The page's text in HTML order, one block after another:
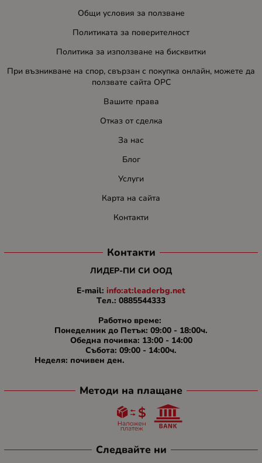
Общи условия за ползване
Политиката за поверителност
Политика за използване на бисквитки
При възникване на спор, свързан с покупка онлайн, можете да
ползвате сайта ОРС
Вашите права
Отказ от сделка
За нас
Блог
Услуги
Карта на сайта
Контакти
Контакти
ЛИДЕР-ПИ СИ ООД
E-mail: info:at:leaderbg.net
Tел.: 0885544333
Работно време:
Понеделник до Петък: 09:00 - 18:00ч.
Обедна почивка: 13:00 - 14:00
Събота: 09:00 - 14:00ч.
Неделя: почивен ден.
Методи на плащане
Следвайте ни